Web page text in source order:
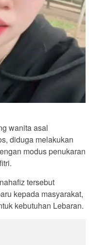
wanita asal
diduga melakukan
modus penukaran
tersebut
kepada masyarakat,
kebutuhan Lebaran.